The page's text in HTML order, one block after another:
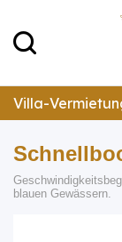
Villa-
blauen Gewässern.